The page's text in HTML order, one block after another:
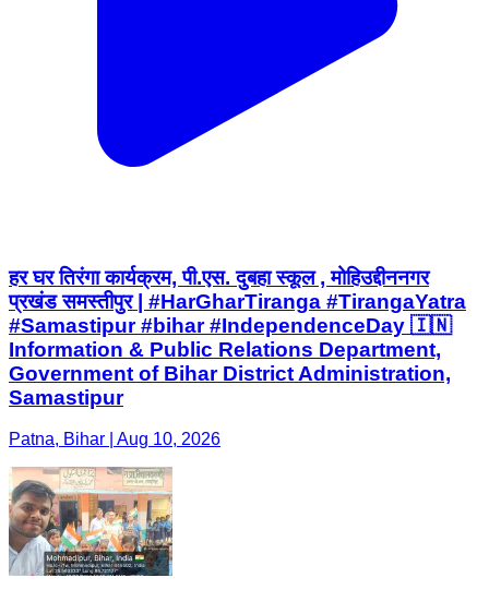
हर घर तिरंगा कार्यक्रम, पी.एस. दुबहा स्कूल , मोहिउद्दीननगर
प्रखंड समस्तीपुर | #HarGharTiranga #TirangaYatra
#Samastipur #bihar #IndependenceDay 🇮🇳
Information & Public Relations Department,
Government of Bihar District Administration,
Samastipur
Patna, Bihar | Aug 10, 2026